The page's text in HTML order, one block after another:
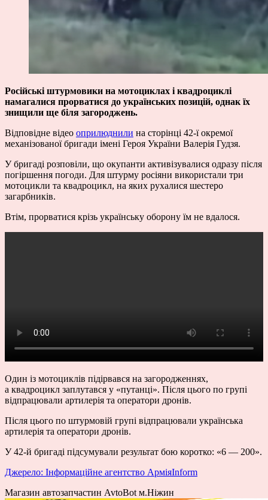
Російські штурмовики на мотоциклах і квадроциклі
намагалися прорватися до українських позицій, однак їх
знищили ще біля загороджень.
Відповідне відео оприлюднили на сторінці 42-ї окремої
механізованої бригади імені Героя України Валерія Гудзя.
У бригаді розповіли, що окупанти активізувалися одразу після
погіршення погоди. Для штурму росіяни використали три
мотоцикли та квадроцикл, на яких рухалися шестеро
загарбників.
Втім, прорватися крізь українську оборону їм не вдалося.
Один із мотоциклів підірвався на загородженнях,
а квадроцикл заплутався у «путанці». Після цього по групі
відпрацювали артилерія та оператори дронів.
Після цього по штурмовій групі відпрацювали українська
артилерія та оператори дронів.
У 42-й бригаді підсумували результат бою коротко: «6 — 200».
Джерело: Інформаційне агентство АрміяInform
Магазин автозапчастин AvtoBot м.Ніжин